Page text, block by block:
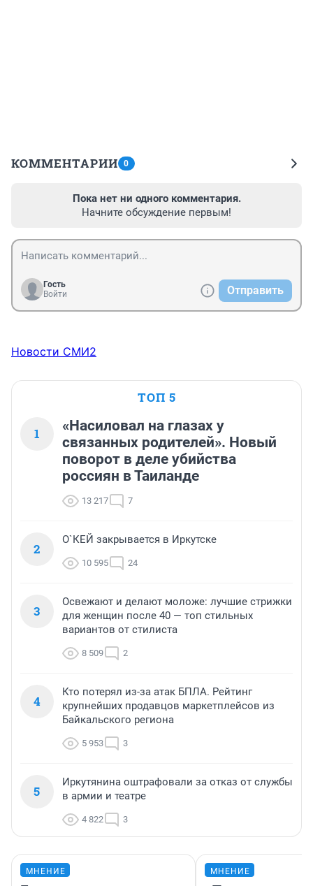
КОММЕНТАРИИ 0
Пока нет ни одного комментария.
Начните обсуждение первым!
Гость
Войти
Отправить
Новости СМИ2
ТОП 5
1
«Насиловал на глазах у
связанных родителей». Новый
поворот в деле убийства
россиян в Таиланде
13 217 7
2
О`КЕЙ закрывается в Иркутске
10 595 24
3
Освежают и делают моложе: лучшие стрижки
для женщин после 40 — топ стильных
вариантов от стилиста
8 509 2
4
Кто потерял из-за атак БПЛА. Рейтинг
крупнейших продавцов маркетплейсов из
Байкальского региона
5 953 3
5
Иркутянина оштрафовали за отказ от службы
в армии и театре
4 822 3
МНЕНИЕ МНЕНИЕ